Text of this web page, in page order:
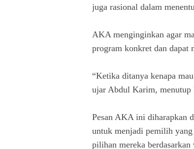
juga rasional dalam
AKA menginginkan agar
program konkret dan dapat
“Ketika ditanya kenapa
ujar Abdul Karim, menutup
Pesan AKA ini diharapkan
untuk menjadi pemilih yang
pilihan mereka